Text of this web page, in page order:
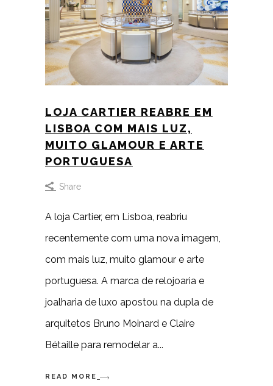
LOJA CARTIER REABRE EM
LISBOA COM MAIS LUZ,
MUITO GLAMOUR E ARTE
PORTUGUESA
Share
A loja Cartier, em Lisboa, reabriu
recentemente com uma nova imagem,
com mais luz, muito glamour e arte
portuguesa. A marca de relojoaria e
joalharia de luxo apostou na dupla de
arquitetos Bruno Moinard e Claire
Bétaille para remodelar a
READ MORE